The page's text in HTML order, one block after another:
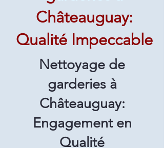
Châteauguay:
Qualité Impeccable
Nettoyage de
garderies à
Châteauguay:
Engagement en
Qualité